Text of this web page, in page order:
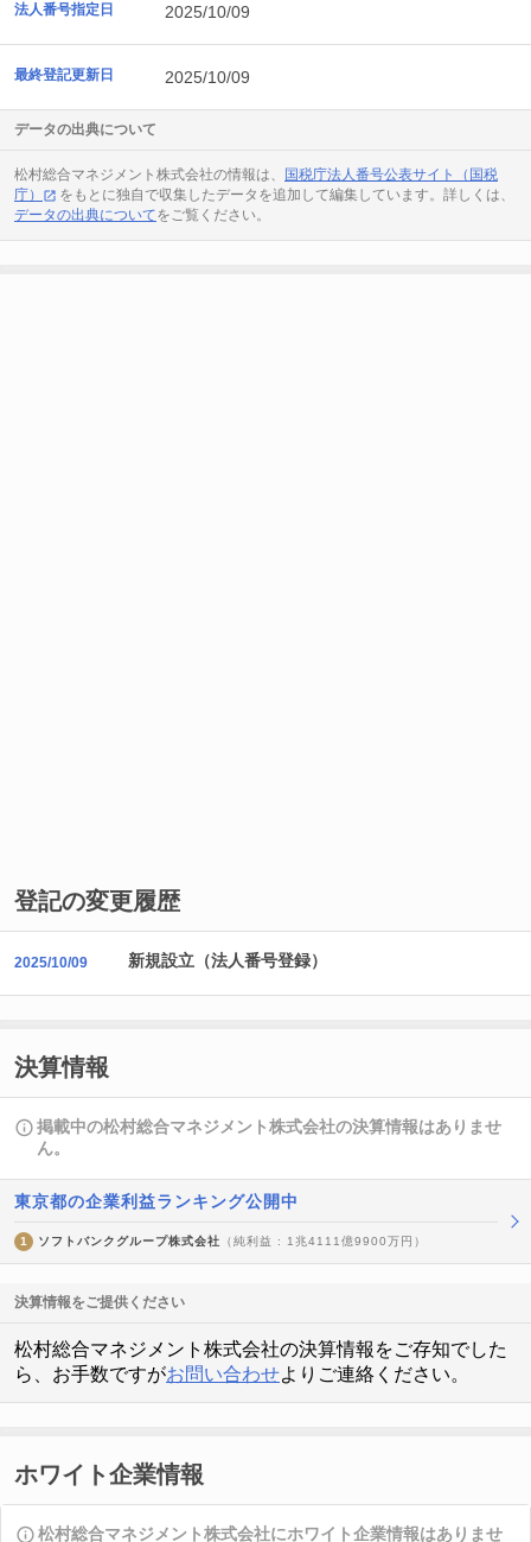
法人番号指定日 2025/10/09
最終登記更新日 2025/10/09
データの出典について
松村総合マネジメント株式会社の情報は、
国税庁法人番号公表サイト（国税
庁）
をもとに独自で収集したデータを追加して編集しています。詳しくは、
データの出典についてをご覧ください。
登記の変更履歴
2025/10/09 新規設立（法人番号登録）
決算情報
掲載中の松村総合マネジメント株式会社の決算情報はありませ
ん。
東京都の企業利益ランキング公開中
1 ソフトバンクグループ株式会社 （純利益 : 1兆4111億9900万円）
決算情報をご提供ください
松村総合マネジメント株式会社の決算情報をご存知でした
ら、お手数ですがお問い合わせよりご連絡ください。
ホワイト企業情報
松村総合マネジメント株式会社にホワイト企業情報はありませ